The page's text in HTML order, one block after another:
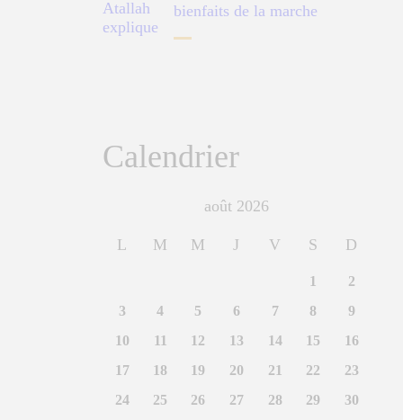
bienfaits de la marche
Calendrier
août 2026
L M M J V S D
1
2
3
4 5 6 7 8
9
10
11 12 13 14 15
16
17
18 19 20 21 22
23
24
25 26 27 28 29
30